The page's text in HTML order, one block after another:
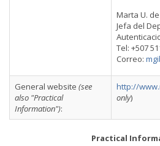
Marta U.
Jefa del
Tel: +507
Correo:
General website (see
also "Practical
Information"):
http://
only)
Practical